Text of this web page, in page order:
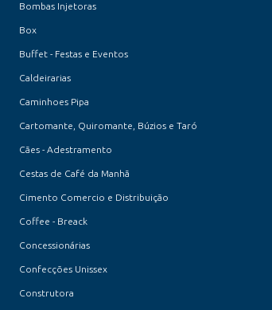
Bombas Injetoras
Box
Buffet - Festas e Eventos
Caldeirarias
Caminhoes Pipa
Cartomante, Quiromante, Búzios e Taró
Cães - Adestramento
Cestas de Café da Manhã
Cimento Comercio e Distribuição
Coffee - Breack
Concessionárias
Confecções Unissex
Construtora